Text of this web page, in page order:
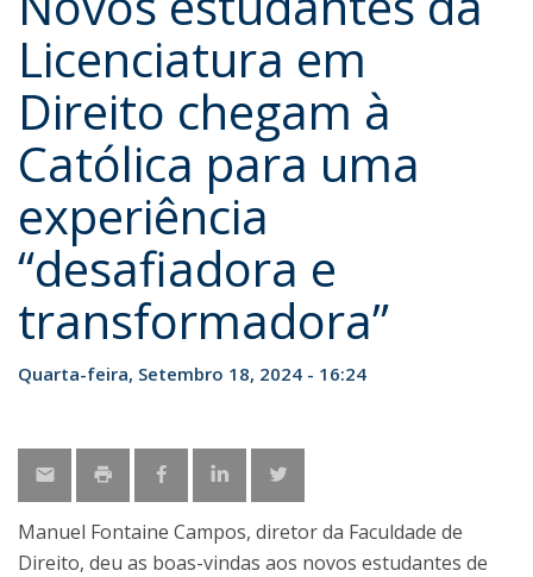
Licenciatura em
Direito chegam à
Católica para uma
experiência
“desafiadora e
transformadora”
Quarta-feira, Setembro 18, 2024 - 16:24
Manuel Fontaine Campos, diretor da Faculdade de
Direito, deu as boas-vindas aos novos estudantes de